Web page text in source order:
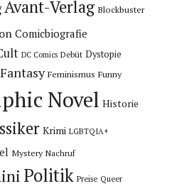
Avant-Verlag Blockbuster
Comicbiografie
DC Comics Debüt Dystopie
Fantasy Feminismus Funny
Novel Historie
Krimi LGBTQIA+
Mystery Nachruf
Politik Preise Queer